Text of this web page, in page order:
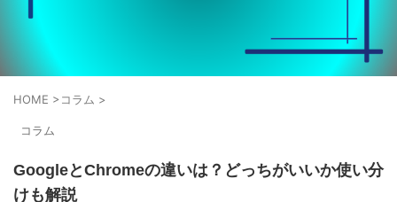
HOME >コラム >
コラム
GoogleとChromeの違いは？どっちがいいか使い分
けも解説